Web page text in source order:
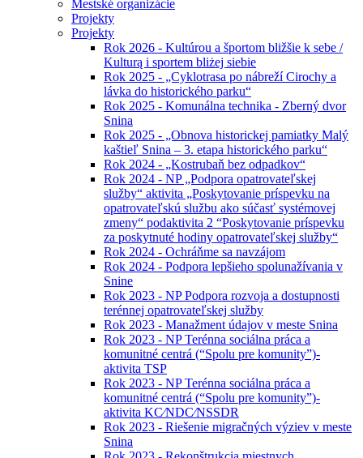
Mestské organizácie
Projekty
Projekty
Rok 2026 - Kultúrou a športom bližšie k sebe /
Kulturą i sportem bliżej siebie
Rok 2025 - „Cyklotrasa po nábreží Cirochy a
lávka do historického parku“
Rok 2025 - Komunálna technika - Zberný dvor
Snina
Rok 2025 - „Obnova historickej pamiatky Malý
kaštieľ Snina – 3. etapa historického parku“
Rok 2024 - „Kostrubaň bez odpadkov“
Rok 2024 - NP „Podpora opatrovateľskej
služby“ aktivita „Poskytovanie príspevku na
opatrovateľskú službu ako súčasť systémovej
zmeny“ podaktivita 2 “Poskytovanie príspevku
za poskytnuté hodiny opatrovateľskej služby“
Rok 2024 - Ochráňme sa navzájom
Rok 2024 - Podpora lepšieho spolunažívania v
Snine
Rok 2023 - NP Podpora rozvoja a dostupnosti
terénnej opatrovateľskej služby
Rok 2023 - Manažment údajov v meste Snina
Rok 2023 - NP Terénna sociálna práca a
komunitné centrá (“Spolu pre komunity”)-
aktivita TSP
Rok 2023 - NP Terénna sociálna práca a
komunitné centrá (“Spolu pre komunity”)-
aktivita KC⁄NDC⁄NSSDR
Rok 2023 - Riešenie migračných výziev v meste
Snina